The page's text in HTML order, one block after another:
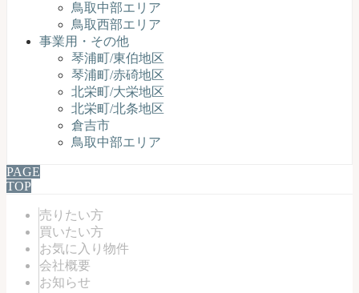
鳥取中部エリア
鳥取西部エリア
事業用・その他
琴浦町/東伯地区
琴浦町/赤碕地区
北栄町/大栄地区
北栄町/北条地区
倉吉市
鳥取中部エリア
PAGE
TOP
売りたい方
買いたい方
お気に入り物件
会社概要
お知らせ